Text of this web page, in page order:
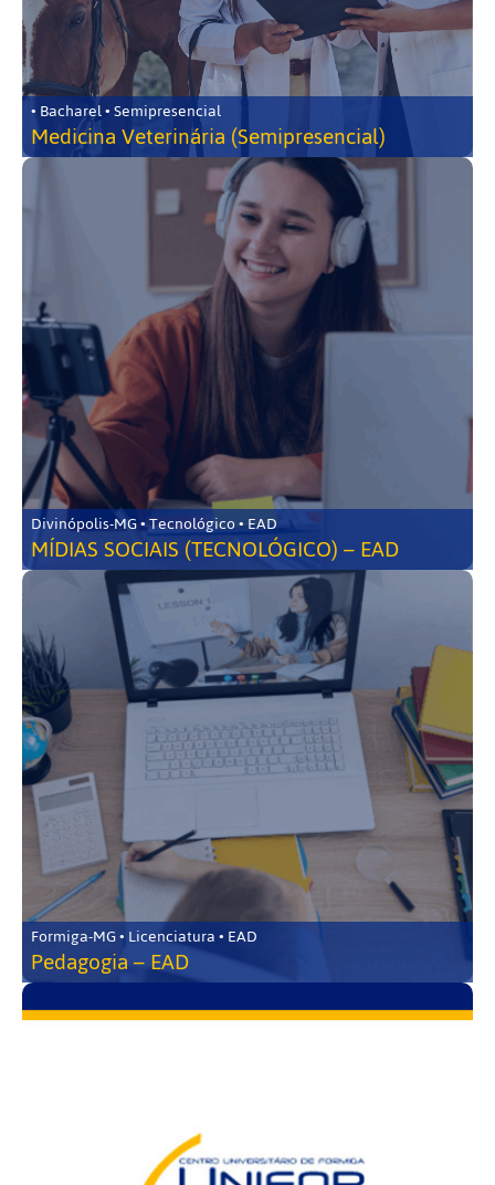
• Bacharel • Semipresencial
Medicina Veterinária (Semipresencial)
Divinópolis-MG • Tecnológico • EAD
MÍDIAS SOCIAIS (TECNOLÓGICO) – EAD
Formiga-MG • Licenciatura • EAD
Pedagogia – EAD